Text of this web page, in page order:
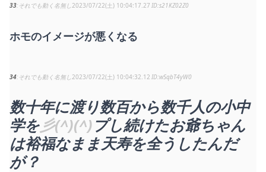
33 それでも動く名無し 2023/07/22(土) 10:04:17.27 s21KZ02Z0
ホモのイメージが悪くなる
34 それでも動く名無し 2023/07/22(土) 10:04:32.12 wSqbT4yW0
数十年に渡り数百から数千人の小中
学を 彡(^)(^)プし続けたお爺ちゃん
は裕福なまま天寿を全うしたんだ
が？